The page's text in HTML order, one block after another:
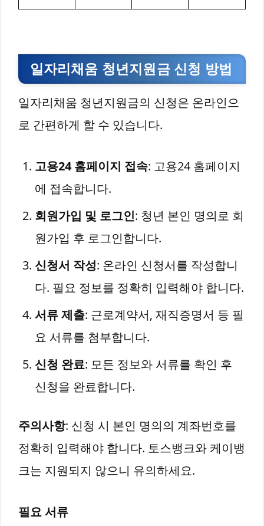
일자리채움 청년지원금 신청 방법
일자리채움 청년지원금의 신청은 온라인으
로 간편하게 할 수 있습니다.
고용24 홈페이지 접속: 고용24 홈페이지
에 접속합니다.
회원가입 및 로그인: 청년 본인 명의로 회
원가입 후 로그인합니다.
신청서 작성: 온라인 신청서를 작성합니
다. 필요 정보를 정확히 입력해야 합니다.
서류 제출: 근로계약서, 재직증명서 등 필
요 서류를 첨부합니다.
신청 완료: 모든 정보와 서류를 확인 후
신청을 완료합니다.
주의사항: 신청 시 본인 명의의 계좌번호를
정확히 입력해야 합니다. 토스뱅크와 케이뱅
크는 지원되지 않으니 유의하세요.
필요 서류